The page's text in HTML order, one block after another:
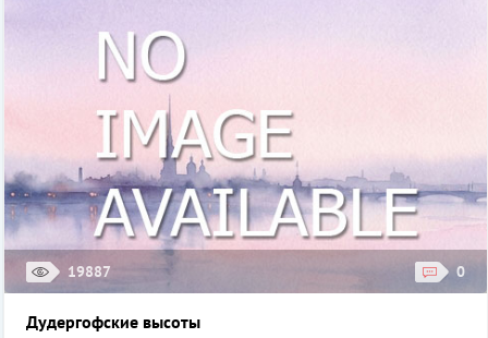
19887 0
Дудергофские высоты